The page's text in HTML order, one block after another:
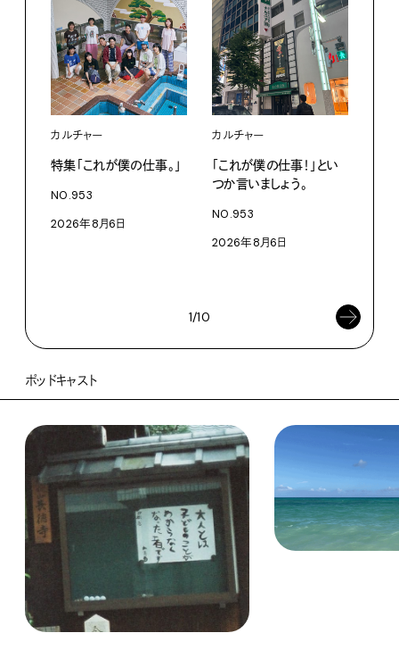
カルチャー
特集「これが僕の仕事。」
NO.953
2026年8月6日
カルチャー
「これが僕の仕事！」とい
つか言いましょう。
NO.953
2026年8月6日
1/10
ポッドキャスト